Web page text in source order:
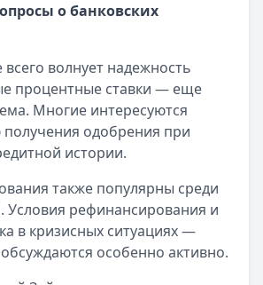
о банковских
волнует надежность
процентные ставки — еще
Многие интересуются
одобрения при
истории.
также популярны среди
Условия рефинансирования и
в кризисных ситуациях —
особенно активно.